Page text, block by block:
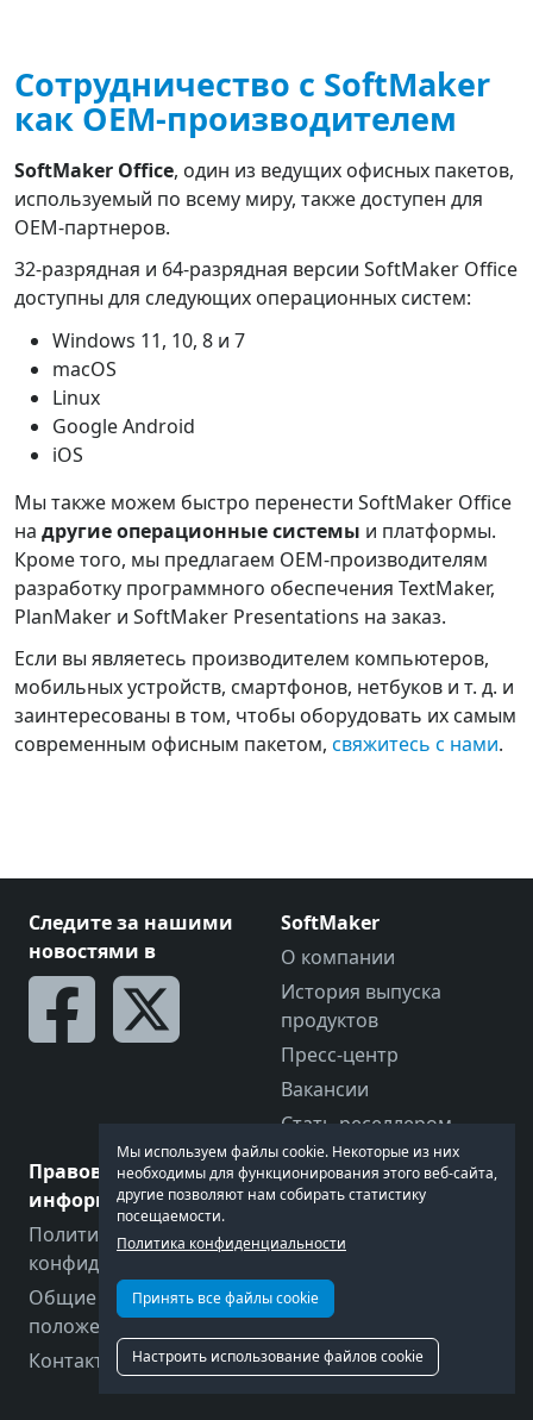
Сотрудничество с SoftMaker
как OEM-производителем
SoftMaker Office, один из ведущих офисных пакетов,
используемый по всему миру, также доступен для
OEM-партнеров.
32-разрядная и 64-разрядная версии SoftMaker Office
доступны для следующих операционных систем:
Windows 11, 10, 8 и 7
macOS
Linux
Google Android
iOS
Мы также можем быстро перенести SoftMaker Office
на другие операционные системы и платформы.
Кроме того, мы предлагаем OEM-производителям
разработку программного обеспечения TextMaker,
PlanMaker и SoftMaker Presentations на заказ.
Если вы являетесь производителем компьютеров,
мобильных устройств, смартфонов, нетбуков и т. д. и
заинтересованы в том, чтобы оборудовать их самым
современным офисным пакетом, свяжитесь с нами.
Мы используем файлы cookie. Некоторые из них
необходимы для функционирования этого веб-сайта,
другие позволяют нам собирать статистику
посещаемости.
Политика конфиденциальности
Принять все файлы cookie
Настроить использование файлов cookie
Следите за нашими
новостями в
SoftMaker
О компании
История выпуска
продуктов
Пресс-центр
Вакансии
Стать реселлером
Правовая
информация
Политика
конфиденциальности
Общие условия и
положения
Контактные данные
Давайте поговорим
Обратная связь
Форум
Контакты
Техническая поддержка